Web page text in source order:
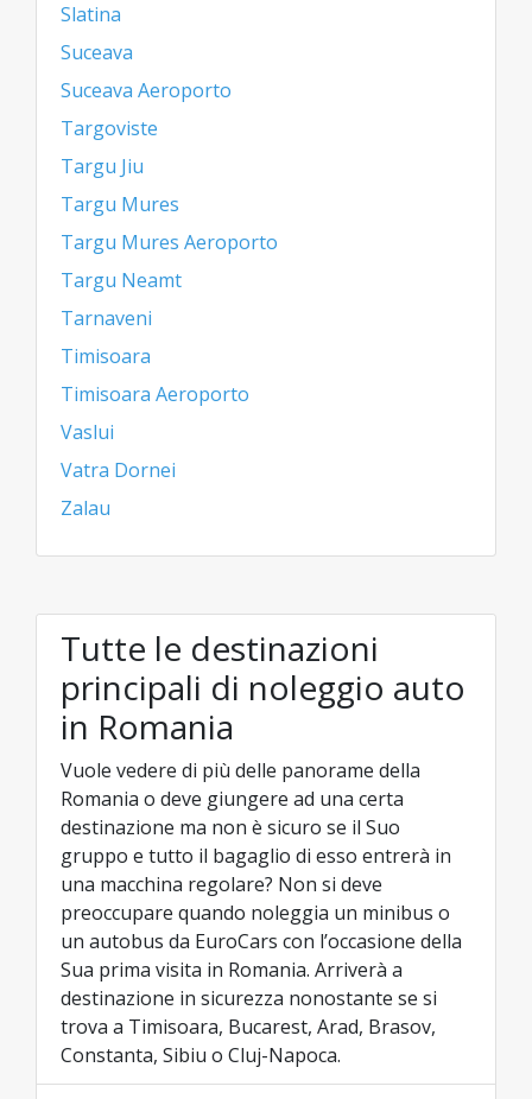
Slatina
Suceava
Suceava Aeroporto
Targoviste
Targu Jiu
Targu Mures
Targu Mures Aeroporto
Targu Neamt
Tarnaveni
Timisoara
Timisoara Aeroporto
Vaslui
Vatra Dornei
Zalau
Tutte le destinazioni
principali di noleggio auto
in Romania
Vuole vedere di più delle panorame della
Romania o deve giungere ad una certa
destinazione ma non è sicuro se il Suo
gruppo e tutto il bagaglio di esso entrerà in
una macchina regolare? Non si deve
preoccupare quando noleggia un minibus o
un autobus da EuroCars con l’occasione della
Sua prima visita in Romania. Arriverà a
destinazione in sicurezza nonostante se si
trova a Timisoara, Bucarest, Arad, Brasov,
Constanta, Sibiu o Cluj-Napoca.